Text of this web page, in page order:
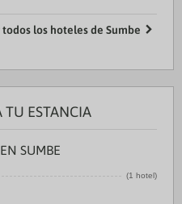
todos los hoteles de Sumbe
TU ESTANCIA
SUMBE
(1 hotel)